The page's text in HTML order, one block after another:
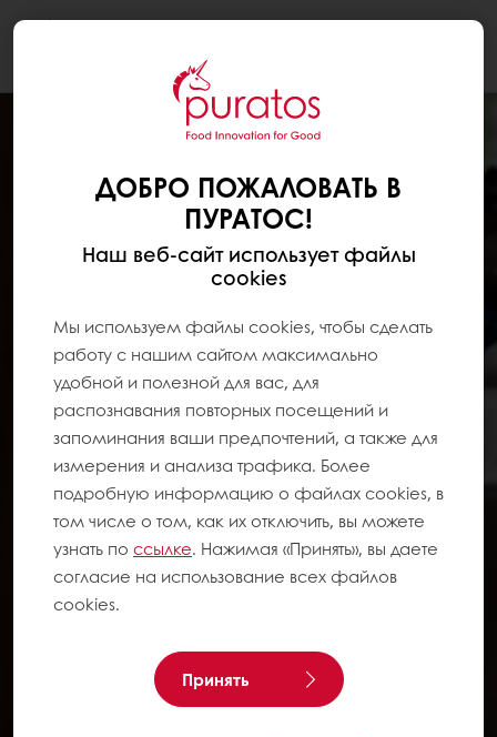
ДОБРО ПОЖАЛОВАТЬ В
ПУРАТОС!
Наш веб-сайт использует файлы
cookies
Мы используем файлы cookies, чтобы сделать
работу с нашим сайтом максимально
удобной и полезной для вас, для
распознавания повторных посещений и
запоминания ваши предпочтений, а также для
измерения и анализа трафика. Более
подробную информацию о файлах cookies, в
том числе о том, как их отключить, вы можете
узнать по ссылке. Нажимая «Принять», вы даете
согласие на использование всех файлов
cookies.
Принять